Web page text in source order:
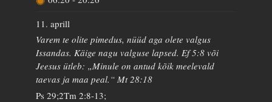
11. aprill
Varem te olite pimedus, nüüd aga olete valgus
Issandas. Käige nagu valguse lapsed. Ef 5:8 või
Jeesus ütleb: „Minule on antud kõik meelevald
taevas ja maa peal.“ Mt 28:18
Ps 29;2Tm 2:8-13;